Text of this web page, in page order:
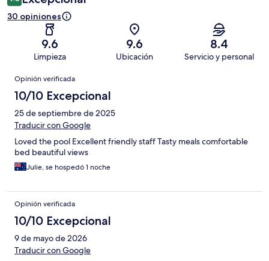
30 opiniones
9.6
Limpieza
9.6
Ubicación
8.4
Servicio y personal
Opiniones
Opinión verificada
10/10 Excepcional
25 de septiembre de 2025
Traducir con Google
Loved the pool Excellent friendly staff Tasty meals comfortable
bed beautiful views
Julie, se hospedó 1 noche
Opinión verificada
10/10 Excepcional
9 de mayo de 2026
Traducir con Google